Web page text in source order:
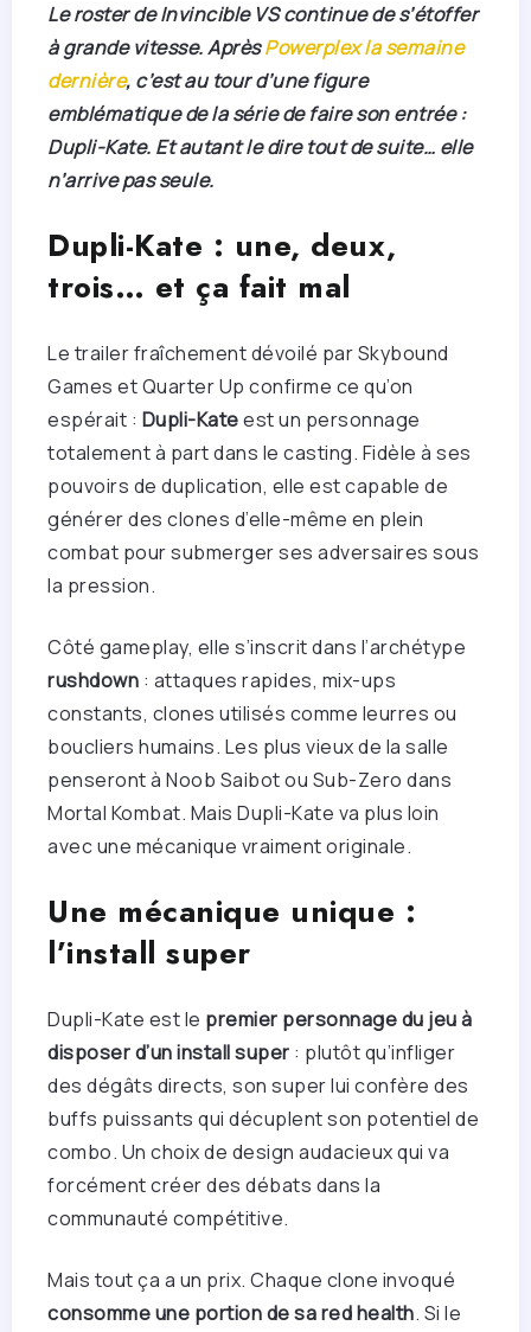
Le roster de Invincible VS continue de s’étoffer
à grande vitesse. AprèsPowerplex la semaine
dernière, c’est au tour d’une figure
emblématique de la série de faire son entrée :
Dupli-Kate. Et autant le dire tout de suite… elle
n’arrive pas seule.
Dupli-Kate : une, deux,
trois… et ça fait mal
Le trailer fraîchement dévoilé par Skybound
Games et Quarter Up confirme ce qu’on
espérait : Dupli-Kateest un personnage
totalement à part dans le casting. Fidèle à ses
pouvoirs de duplication, elle est capable de
générer des clones d’elle-même en plein
combat pour submerger ses adversaires sous
la pression.
Côté gameplay, elle s’inscrit dans l’archétype
rushdown : attaques rapides, mix-ups
constants, clones utilisés comme leurres ou
boucliers humains. Les plus vieux de la salle
penseront à Noob Saibot ou Sub-Zero dans
Mortal Kombat. Mais Dupli-Kate va plus loin
avec une mécanique vraiment originale.
Une mécanique unique :
l’install super
Dupli-Kate est le premier personnage du jeu à
disposer d’un install super : plutôt qu’infliger
des dégâts directs, son super lui confère des
buffs puissants qui décuplent son potentiel de
combo. Un choix de design audacieux qui va
forcément créer des débats dans la
communauté compétitive.
Mais tout ça a un prix. Chaque clone invoqué
consomme une portion de sa red health. Si le